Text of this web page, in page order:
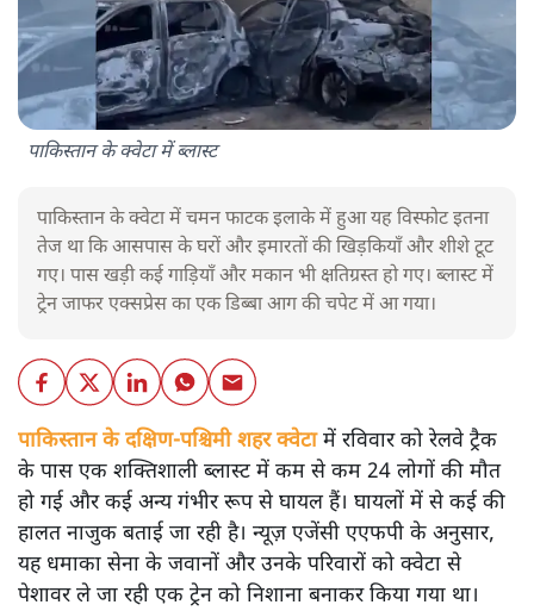
पाकिस्तान के क्वेटा में ब्लास्ट
पाकिस्तान के क्वेटा में चमन फाटक इलाके में हुआ यह विस्फोट इतना
तेज था कि आसपास के घरों और इमारतों की खिड़कियाँ और शीशे टूट
गए। पास खड़ी कई गाड़ियाँ और मकान भी क्षतिग्रस्त हो गए। ब्लास्ट में
ट्रेन जाफर एक्सप्रेस का एक डिब्बा आग की चपेट में आ गया।
पाकिस्तान के दक्षिण-पश्चिमी शहर क्वेटामें रविवार को रेलवे ट्रैक
के पास एक शक्तिशाली ब्लास्ट में कम से कम 24 लोगों की मौत
हो गई और कई अन्य गंभीर रूप से घायल हैं। घायलों में से कई की
हालत नाजुक बताई जा रही है। न्यूज़ एजेंसी एएफपी के अनुसार,
यह धमाका सेना के जवानों और उनके परिवारों को क्वेटा से
पेशावर ले जा रही एक ट्रेन को निशाना बनाकर किया गया था।